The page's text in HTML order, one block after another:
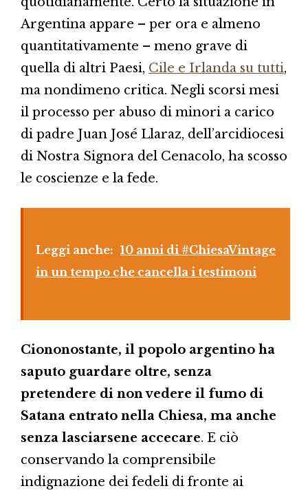
Argentina appare – per ora e almeno
quantitativamente – meno grave di
quella di altri Paesi, Cile e Irlanda su tutti,
ma nondimeno critica. Negli scorsi mesi
il processo per abuso di minori a carico
di padre Juan José Llaraz, dell’arcidiocesi
di Nostra Signora del Cenacolo, ha scosso
le coscienze e la fede.
Leggi anche: 10 anni di #ChiesaVintage
in un tempo che cancella i testimoni
Ciononostante, il popolo argentino ha
saputo guardare oltre, senza
pretendere di non vedere il fumo di
Satana entrato nella Chiesa, ma anche
senza lasciarsene accecare. E ciò
conservando la comprensibile
indignazione dei fedeli di fronte ai